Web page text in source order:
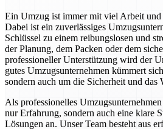
Ein Umzug ist immer mit viel Arbeit und
Dabei ist ein zuverlässiges
Schlüssel zu einem reibungslosen und
der Planung, dem Packen oder dem
professioneller Unterstützung wird der
gutes Umzugsunternehmen kümmert
sondern auch um die Sicherheit und das
Als professionelles
nur Erfahrung, sondern auch eine klare
Lösungen an. Unser Team besteht aus